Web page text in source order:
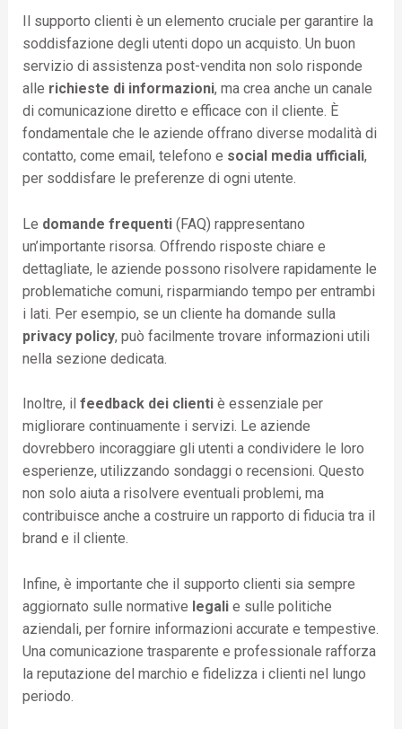
Il supporto clienti è un elemento cruciale per garantire la
soddisfazione degli utenti dopo un acquisto. Un buon
servizio di assistenza post-vendita non solo risponde
alle richieste di informazioni, ma crea anche un canale
di comunicazione diretto e efficace con il cliente. È
fondamentale che le aziende offrano diverse modalità di
contatto, come email, telefono e social media ufficiali,
per soddisfare le preferenze di ogni utente.
Le domande frequenti(FAQ) rappresentano
un’importante risorsa. Offrendo risposte chiare e
dettagliate, le aziende possono risolvere rapidamente le
problematiche comuni, risparmiando tempo per entrambi
i lati. Per esempio, se un cliente ha domande sulla
privacy policy, può facilmente trovare informazioni utili
nella sezione dedicata.
Inoltre, il feedback dei clientiè essenziale per
migliorare continuamente i servizi. Le aziende
dovrebbero incoraggiare gli utenti a condividere le loro
esperienze, utilizzando sondaggi o recensioni. Questo
non solo aiuta a risolvere eventuali problemi, ma
contribuisce anche a costruire un rapporto di fiducia tra il
brand e il cliente.
Infine, è importante che il supporto clienti sia sempre
aggiornato sulle normative legalie sulle politiche
aziendali, per fornire informazioni accurate e tempestive.
Una comunicazione trasparente e professionale rafforza
la reputazione del marchio e fidelizza i clienti nel lungo
periodo.